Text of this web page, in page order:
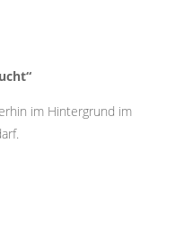
im Hintergrund im